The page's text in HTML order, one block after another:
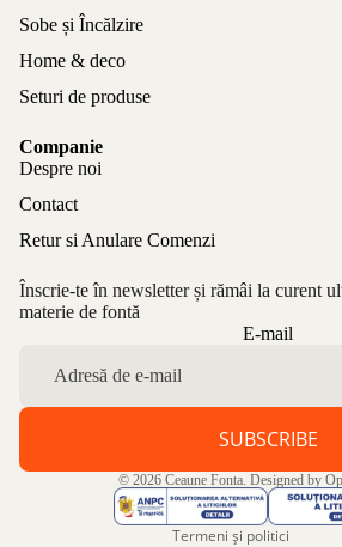
Sobe și Încălzire
Home & deco
Seturi de produse
Companie
Despre noi
Contact
Retur si Anulare Comenzi
Înscrie-te în newsletter și rămâi la curent
materie de fontă
E-mail
SUBSCRIBE
© 2026 Ceaune Fonta. Designed by
Termeni și politici
Politica de confidențialitate
Aviz legal